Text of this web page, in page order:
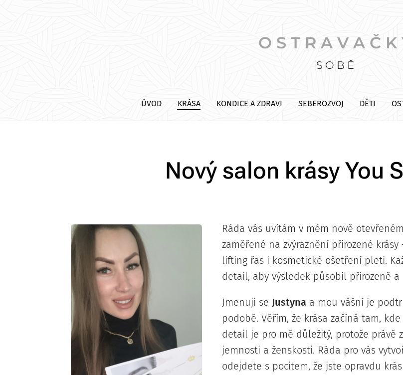
O S T R A V A Č K
S O B Ě
ÚVOD KRÁSA KONDICE A ZDRAVI SEBEROZVOJ DĚTI
Nový salon krásy You
Ráda vás uvítám v mém nově
zaměřené na zvýraznění přirozené
lifting řas i kosmetické ošetření pleti.
detail, aby výsledek působil přirozeně
Jmenuji se Justyna a mou vášní je
podobě. Věřím, že krása začíná tam,
detail je pro mě důležitý, protože právě
jemnosti a ženskosti. Ráda pro vás
odejdete s pocitem, že jste opravdu